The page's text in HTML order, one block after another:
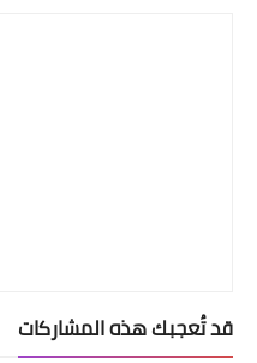
قد تُعجبك هذه المشاركات